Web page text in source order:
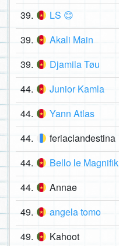
39. LS 😊
39. Akali Main
39. Djamila Tøu
44. Junior Kamla
44. Yann Atlas
44. feriaclandestina
44. Bello le Magnifik
44. Annae
49. angela tomo
49. Kahoot